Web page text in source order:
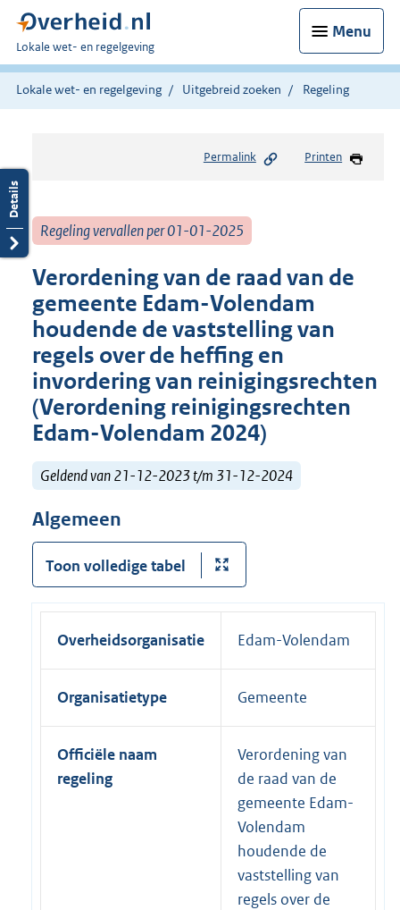
Menu
U
bent
hier:
Lokale wet- en regelgeving
Lokale wet- en regelgeving Uitgebreid zoeken Regeling
Permalink Printen
Regeling vervallen per 01-01-2025
Verordening van de raad van de
gemeente Edam-Volendam
houdende de vaststelling van
regels over de heffing en
invordering van reinigingsrechten
(Verordening reinigingsrechten
Edam-Volendam 2024)
Geldend van 21-12-2023 t/m 31-12-2024
Algemeen
Toon volledige tabel
Overheidsorganisatie Edam-Volendam
Organisatietype Gemeente
Officiële naam
regeling
Verordening van
de raad van de
gemeente Edam-
Volendam
houdende de
vaststelling van
regels over de